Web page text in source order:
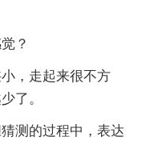
？
，走起来很不方
了。
测的过程中，表达